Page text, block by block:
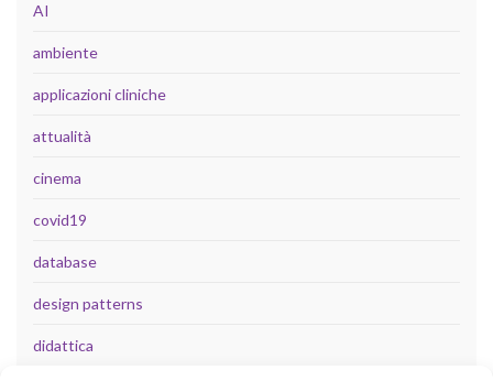
AI
ambiente
applicazioni cliniche
attualità
cinema
covid19
database
design patterns
didattica